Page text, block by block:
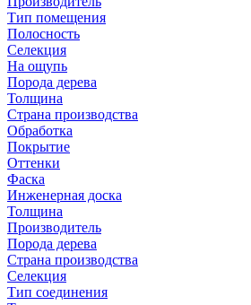
Тип помещения
Полосность
Селекция
На ощупь
Порода дерева
Толщина
Страна производства
Обработка
Покрытие
Оттенки
Фаска
Инженерная доска
Толщина
Производитель
Порода дерева
Страна производства
Селекция
Тип соединения